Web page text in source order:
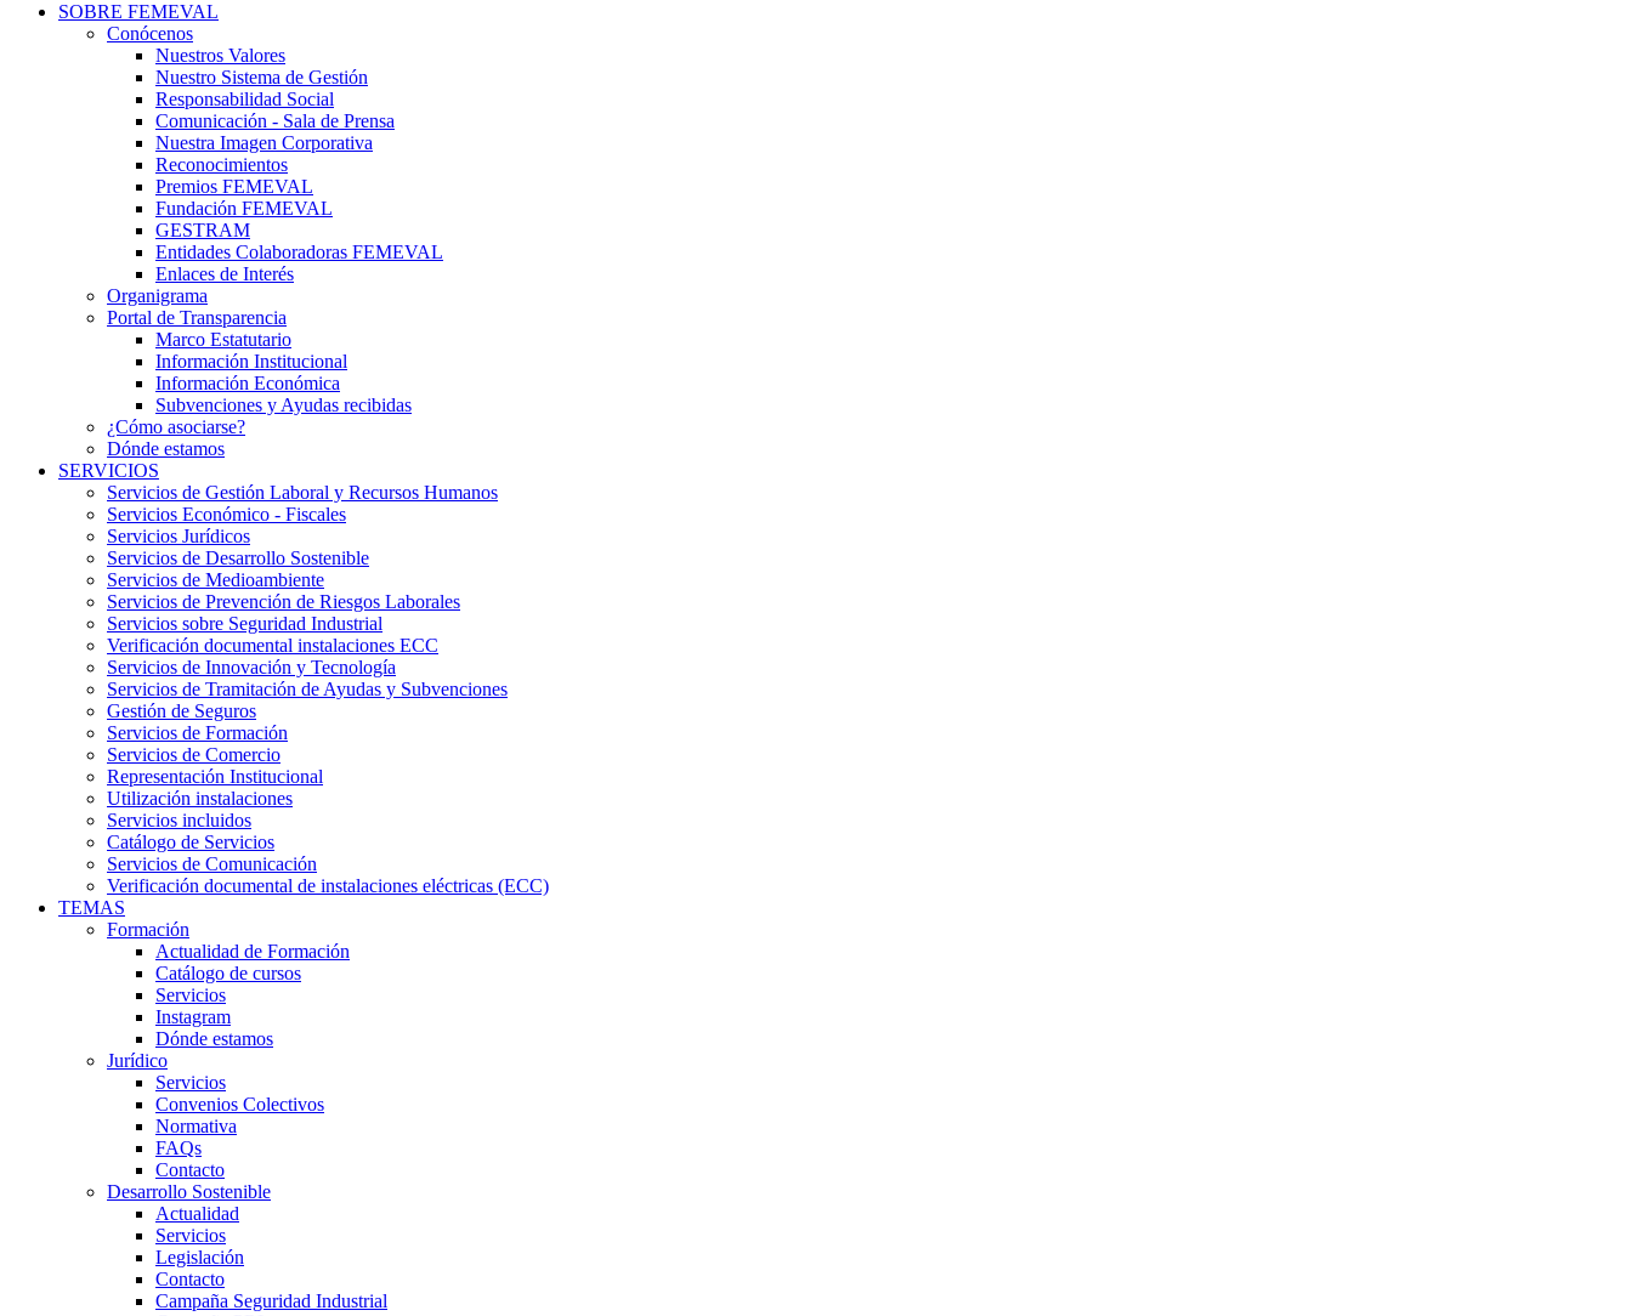
SOBRE FEMEVAL
Conócenos
Nuestros Valores
Nuestro Sistema de Gestión
Responsabilidad Social
Comunicación - Sala de Prensa
Nuestra Imagen Corporativa
Reconocimientos
Premios FEMEVAL
Fundación FEMEVAL
GESTRAM
Entidades Colaboradoras FEMEVAL
Enlaces de Interés
Organigrama
Portal de Transparencia
Marco Estatutario
Información Institucional
Información Económica
Subvenciones y Ayudas recibidas
¿Cómo asociarse?
Dónde estamos
SERVICIOS
Servicios de Gestión Laboral y Recursos Humanos
Servicios Económico - Fiscales
Servicios Jurídicos
Servicios de Desarrollo Sostenible
Servicios de Medioambiente
Servicios de Prevención de Riesgos Laborales
Servicios sobre Seguridad Industrial
Verificación documental instalaciones ECC
Servicios de Innovación y Tecnología
Servicios de Tramitación de Ayudas y Subvenciones
Gestión de Seguros
Servicios de Formación
Servicios de Comercio
Representación Institucional
Utilización instalaciones
Servicios incluidos
Catálogo de Servicios
Servicios de Comunicación
Verificación documental de instalaciones eléctricas (ECC)
TEMAS
Formación
Actualidad de Formación
Catálogo de cursos
Servicios
Instagram
Dónde estamos
Jurídico
Servicios
Convenios Colectivos
Normativa
FAQs
Contacto
Desarrollo Sostenible
Actualidad
Servicios
Legislación
Contacto
Campaña Seguridad Industrial